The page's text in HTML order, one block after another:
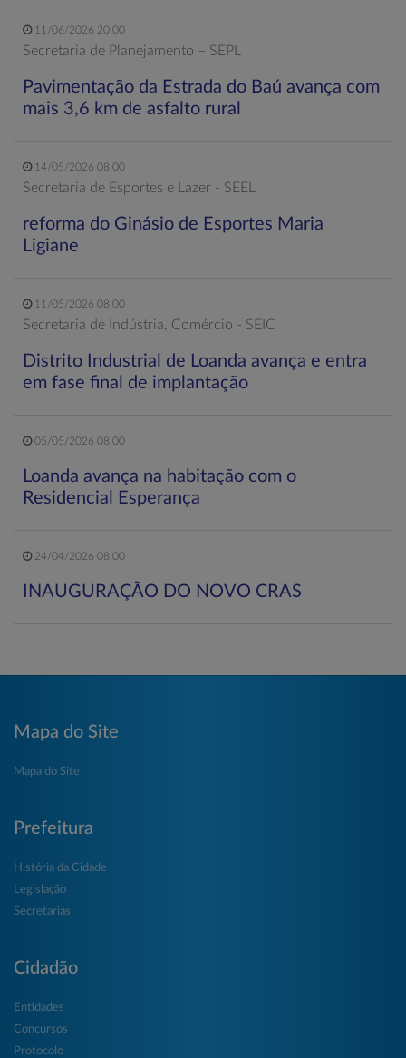
11/06/2026 20:00
Secretaria de Planejamento – SEPL
Pavimentação da Estrada do Baú avança com
mais 3,6 km de asfalto rural
14/05/2026 08:00
Secretaria de Esportes e Lazer - SEEL
reforma do Ginásio de Esportes Maria
Ligiane
11/05/2026 08:00
Secretaria de Indústria, Comércio - SEIC
Distrito Industrial de Loanda avança e entra
em fase final de implantação
05/05/2026 08:00
Loanda avança na habitação com o
Residencial Esperança
24/04/2026 08:00
INAUGURAÇÃO DO NOVO CRAS
Mapa do Site
Mapa do Site
Prefeitura
História da Cidade
Legislação
Secretarias
Cidadão
Entidades
Concursos
Protocolo